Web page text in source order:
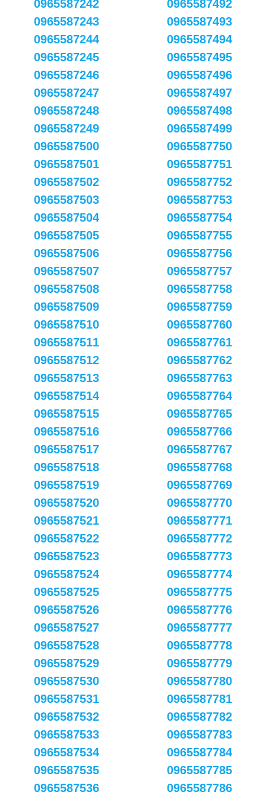
0965587242
0965587243
0965587244
0965587245
0965587246
0965587247
0965587248
0965587249
0965587492
0965587493
0965587494
0965587495
0965587496
0965587497
0965587498
0965587499
0965587500
0965587501
0965587502
0965587503
0965587504
0965587505
0965587506
0965587507
0965587508
0965587509
0965587510
0965587511
0965587512
0965587513
0965587514
0965587515
0965587516
0965587517
0965587518
0965587519
0965587520
0965587521
0965587522
0965587523
0965587524
0965587525
0965587526
0965587527
0965587528
0965587529
0965587530
0965587531
0965587532
0965587533
0965587534
0965587535
0965587536
0965587750
0965587751
0965587752
0965587753
0965587754
0965587755
0965587756
0965587757
0965587758
0965587759
0965587760
0965587761
0965587762
0965587763
0965587764
0965587765
0965587766
0965587767
0965587768
0965587769
0965587770
0965587771
0965587772
0965587773
0965587774
0965587775
0965587776
0965587777
0965587778
0965587779
0965587780
0965587781
0965587782
0965587783
0965587784
0965587785
0965587786